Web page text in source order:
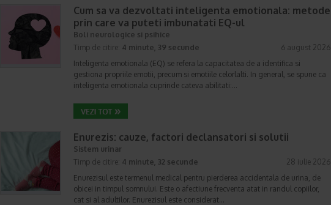
Cum sa va dezvoltati inteligenta emotionala: metode
prin care va puteti imbunatati EQ-ul
Boli neurologice si psihice
Timp de citire: 4 minute, 39 secunde
6 august 2026
Inteligenta emotionala (EQ) se refera la capacitatea de a identifica si
gestiona propriile emotii, precum si emotiile celorlalti. In general, se spune ca
inteligenta emotionala cuprinde cateva abilitati:…
Enurezis: cauze, factori declansatori si solutii
Sistem urinar
Timp de citire: 4 minute, 32 secunde
28 iulie 2026
Enurezisul este termenul medical pentru pierderea accidentala de urina, de
obicei in timpul somnului. Este o afectiune frecventa atat in randul copiilor,
cat si al adultilor. Enurezisul este considerat…